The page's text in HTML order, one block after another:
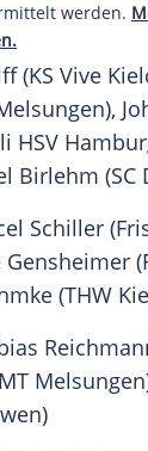
werden.
(KS Vive
HSV
Birlehm (SC
Schiller
(THW